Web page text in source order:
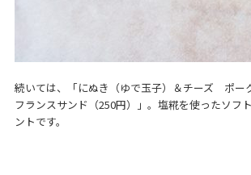
続いては、「にぬき（ゆで玉子）＆チーズ ポ
フランスサンド（250円）」。塩糀を使ったソフ
ントです。